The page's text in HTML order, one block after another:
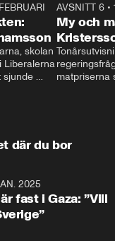
24:30
skolan
Liberalerna
sjunde
AVSNITT 6 •
My och
matpriserna
Rohwedder
statsminister
där du bor
2025
fast i Gaza: ”Vill